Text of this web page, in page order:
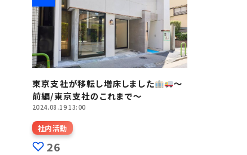
東京支社が移転し増床しました
～
前編/東京支社のこれまで～
2024.08.19 13:00
社内活動
26